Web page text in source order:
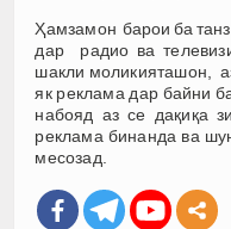
Ҳамзамон барои ба
дар радио ва
шакли моликияташон,
як реклама дар байни
набояд аз се дақиқа
реклама бинанда ва
месозад.